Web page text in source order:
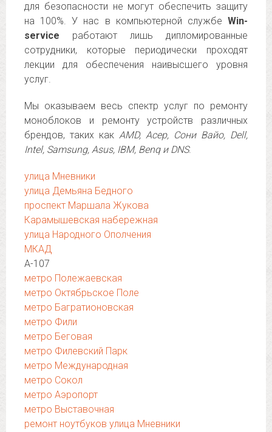
для безопасности не могут обеспечить защиту
на 100%. У нас в компьютерной службе Win-
service работают лишь дипломированные
сотрудники, которые периодически проходят
лекции для обеспечения наивысшего уровня
услуг.
Мы оказываем весь спектр услуг по ремонту
моноблоков и ремонту устройств различных
брендов, таких как AMD, Асер, Сони Вайо, Dell,
Intel, Samsung, Asus, IBM, Benq и DNS.
улица Мневники
улица Демьяна Бедного
проспект Маршала Жукова
Карамышевская набережная
улица Народного Ополчения
МКАД
А-107
метро Полежаевская
метро Октябрьское Поле
метро Багратионовская
метро Фили
метро Беговая
метро Филевский Парк
метро Международная
метро Сокол
метро Аэропорт
метро Выставочная
ремонт ноутбуков улица Мневники